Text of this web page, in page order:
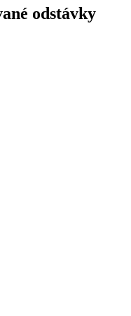
odstávky